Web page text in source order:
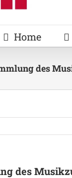
Home
des
des